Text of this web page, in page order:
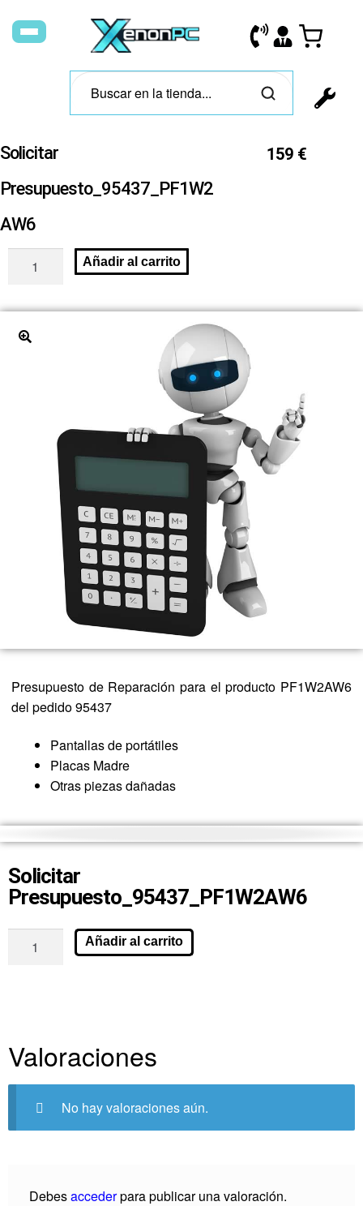
Solicitar
Presupuesto_95437_PF1W2
AW6
159 €
Añadir al carrito
Presupuesto de Reparación para el producto PF1W2AW6
del pedido 95437
Pantallas de portátiles
Placas Madre
Otras piezas dañadas
Solicitar
Presupuesto_95437_PF1W2AW6
Añadir al carrito
Valoraciones
No hay valoraciones aún.
Debesaccederpara publicar una valoración.